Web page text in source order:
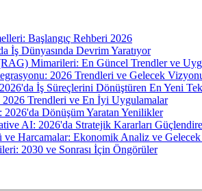
Başlangıç Rehberi 2026
İş Dünyasında Devrim Yaratıyor
Mimarileri: En Güncel Trendler ve
2026 Trendleri ve Gelecek
İş Süreçlerini Dönüştüren En Yeni
Trendleri ve En İyi Uygulamalar
Dönüşüm Yaratan Yenilikler
AI: 2026'da Stratejik Kararları
ve Harcamalar: Ekonomik Analiz ve
2030 ve Sonrası İçin Öngörüler